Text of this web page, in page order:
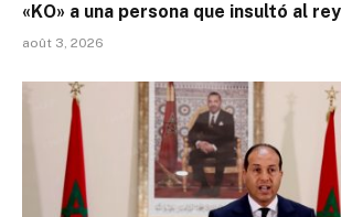
«KO» a una persona que insultó al
août 3, 2026